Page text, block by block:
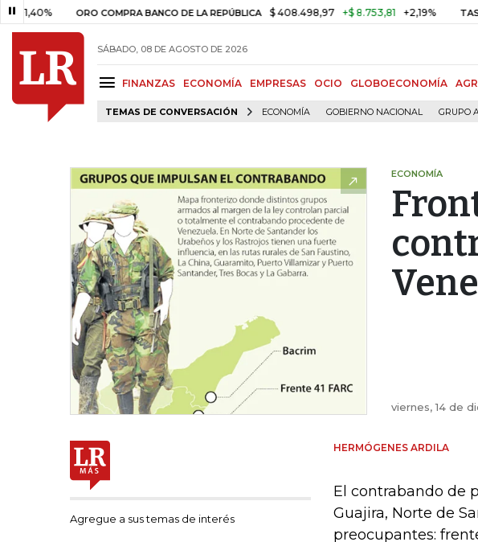
ORO COMPRA BANCO DE LA REPÚBLICA $ 408.498,97 +$ 8.753,81 +2,19% TASA DE
SÁBADO, 08 DE AGOSTO DE 2026
FINANZAS ECONOMÍA EMPRESAS OCIO GLOBOECONOMÍA
TEMAS DE CONVERSACIÓN ECONOMÍA GOBIERNO NACIONAL GRUPO
ECONOMÍA
viernes, 14 de
Agregue a sus temas de interés
HERMÓGENES ARDILA
El contrabando de
Guajira, Norte de
preocupantes: